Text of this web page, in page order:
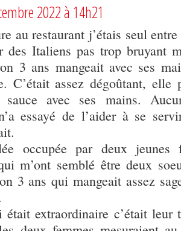
2022 à 14h21
au restaurant j’étais seul
des Italiens pas trop bruyant
3 ans mangeait avec ses
C’était assez dégoûtant, elle
sauce avec ses mains.
essayé de l’aider à se
occupée par deux jeunes
m’ont semblé être deux
3 ans qui mangeait assez
extraordinaire c’était leur